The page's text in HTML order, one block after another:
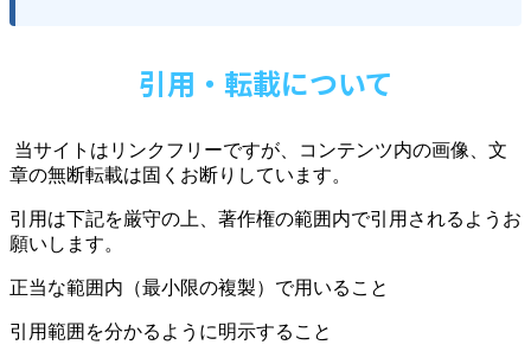
引用・転載について
当サイトはリンクフリーですが、コンテンツ内の画像、文
章の無断転載は固くお断りしています。
引用は下記を厳守の上、著作権の範囲内で引用されるようお
願いします。
正当な範囲内（最小限の複製）で用いること
引用範囲を分かるように明示すること